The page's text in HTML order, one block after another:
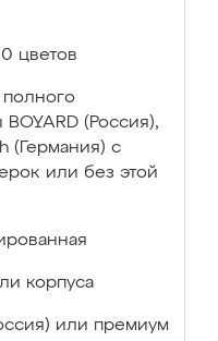
цветов
(Россия),
(Германия) с
или без этой
корпуса
или премиум